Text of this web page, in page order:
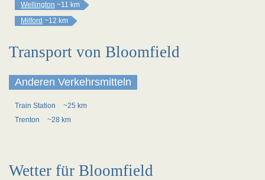
Wellington ~11 km
Milford ~12 km
Transport von Bloomfield
Anderen Verkehrsmitteln
Train Station
~25 km
Trenton
~28 km
Wetter für Bloomfield